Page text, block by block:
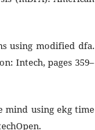
using modified dfa.
Intech, pages 359–
mind using ekg time